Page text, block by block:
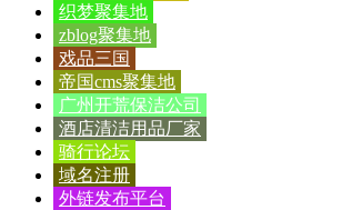
织梦聚集地
zblog聚集地
戏品三国
帝国cms聚集地
广州开荒保洁公司
酒店清洁用品厂家
骑行论坛
域名注册
外链发布平台